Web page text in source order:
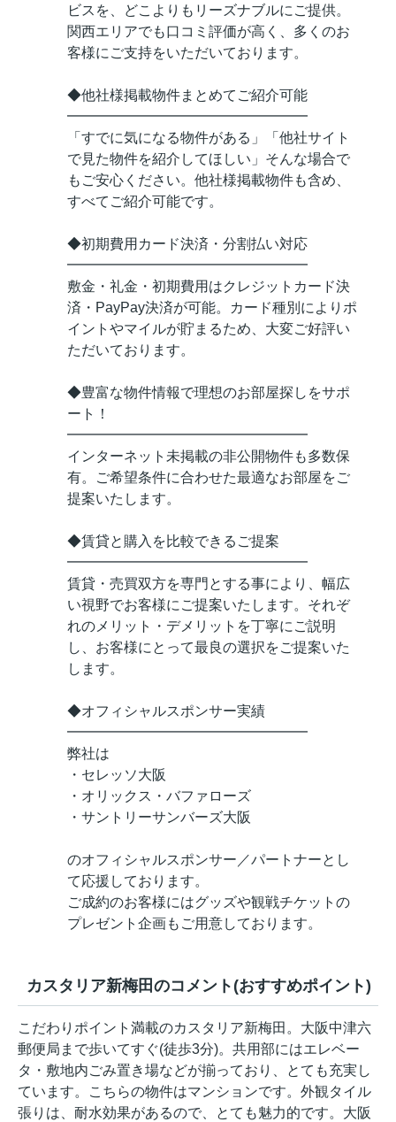
ビスを、どこよりもリーズナブルにご提供。
関西エリアでも口コミ評価が高く、多くのお
客様にご支持をいただいております。
◆他社様掲載物件まとめてご紹介可能
━━━━━━━━━━━━━━━━━
「すでに気になる物件がある」「他社サイト
で見た物件を紹介してほしい」そんな場合で
もご安心ください。他社様掲載物件も含め、
すべてご紹介可能です。
◆初期費用カード決済・分割払い対応
━━━━━━━━━━━━━━━━━
敷金・礼金・初期費用はクレジットカード決
済・PayPay決済が可能。カード種別によりポ
イントやマイルが貯まるため、大変ご好評い
ただいております。
◆豊富な物件情報で理想のお部屋探しをサポ
ート！
━━━━━━━━━━━━━━━━━
インターネット未掲載の非公開物件も多数保
有。ご希望条件に合わせた最適なお部屋をご
提案いたします。
◆賃貸と購入を比較できるご提案
━━━━━━━━━━━━━━━━━
賃貸・売買双方を専門とする事により、幅広
い視野でお客様にご提案いたします。それぞ
れのメリット・デメリットを丁寧にご説明
し、お客様にとって最良の選択をご提案いた
します。
◆オフィシャルスポンサー実績
━━━━━━━━━━━━━━━━━
弊社は
・セレッソ大阪
・オリックス・バファローズ
・サントリーサンバーズ大阪
のオフィシャルスポンサー／パートナーとし
て応援しております。
ご成約のお客様にはグッズや観戦チケットの
プレゼント企画もご用意しております。
カスタリア新梅田のコメント(おすすめポイント)
こだわりポイント満載のカスタリア新梅田。大阪中津六
郵便局まで歩いてすぐ(徒歩3分)。共用部にはエレベー
タ・敷地内ごみ置き場などが揃っており、とても充実し
ています。こちらの物件はマンションです。外観タイル
張りは、耐水効果があるので、とても魅力的です。大阪